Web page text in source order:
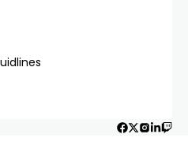
karena kita belum
perangkat audio
musik